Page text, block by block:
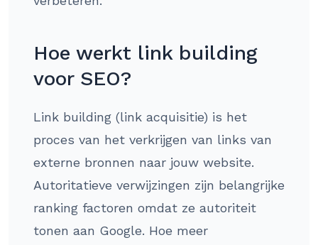
Hoe werkt link building
voor SEO?
Link building (link acquisitie) is het
proces van het verkrijgen van links van
externe bronnen naar jouw website.
Autoritatieve verwijzingen zijn belangrijke
ranking factoren omdat ze autoriteit
tonen aan Google. Hoe meer